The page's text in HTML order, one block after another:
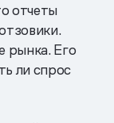
отчеты
рынка. Его
ли спрос